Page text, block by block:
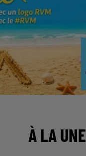
À LA UNE